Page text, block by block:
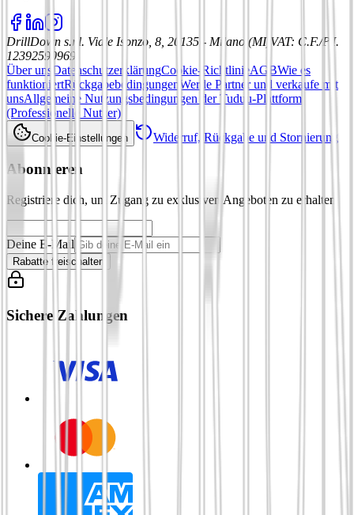
DrillDown s.r.l. Viale Isonzo, 8, 20135 - Milano (MI) VAT: C.F./P.I.
12392590969
Über uns DatenschutzerklärungCookie-RichtlinieAGBWie es
funktioniertRückgabebedingungen Werde Partner und verkaufe mit
unsAllgemeine Nutzungsbedingungen der Tuduu-Plattform
(Professionelle Nutzer)
Cookie-Einstellungen Widerruf, Rückgabe und Stornierung
Abonnieren
Registriere dich, um Zugang zu exklusiven Angeboten zu erhalten
Deine E-Mail
Rabatte freischalten
Sichere Zahlungen